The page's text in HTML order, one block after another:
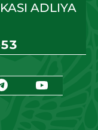
ADLIYA